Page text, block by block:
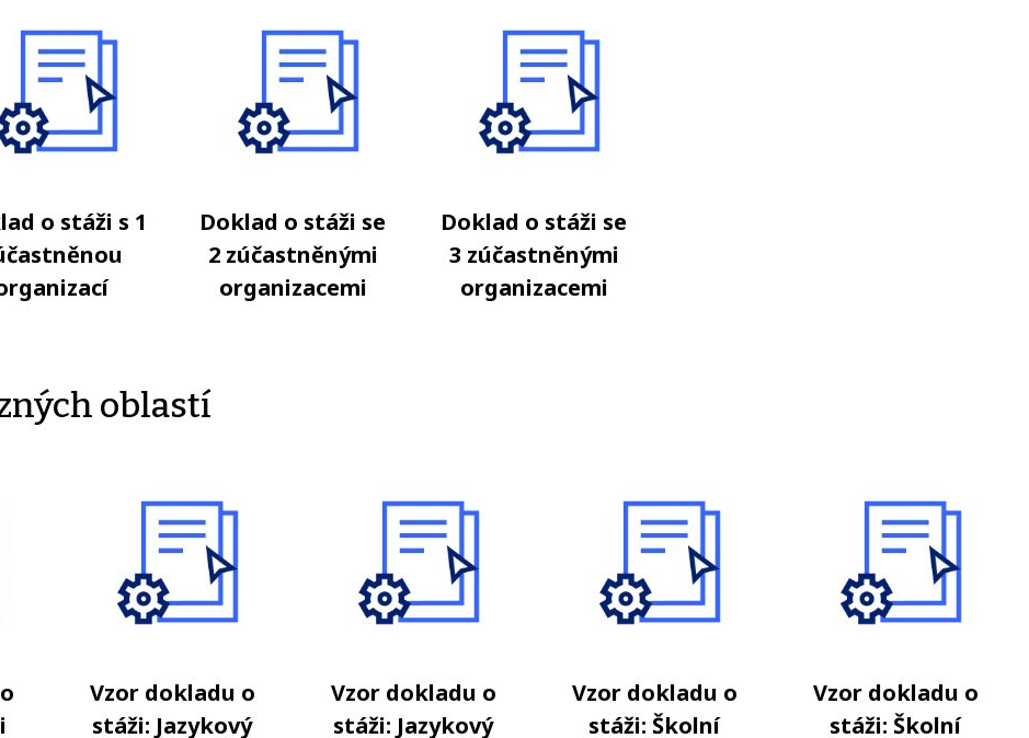
o stáži s 1
Doklad o stáži se
2 zúčastněnými
organizacemi
Doklad o stáži se
3 zúčastněnými
organizacemi
oblastí
Vzor dokladu o
stáži: Jazykový
Vzor dokladu o
stáži: Jazykový
Vzor dokladu o
stáži: Školní
Vzor dokladu o
stáži: Školní